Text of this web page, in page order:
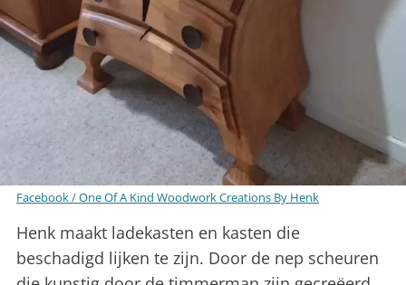
Facebook / One Of A Kind Woodwork Creations By Henk
Henk maakt ladekasten en kasten die
beschadigd lijken te zijn. Door de nep scheuren